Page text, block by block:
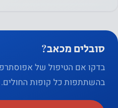
סובלים מכאב?
בדקו אם הטיפול של
בהשתתפות כל קופות החולים.